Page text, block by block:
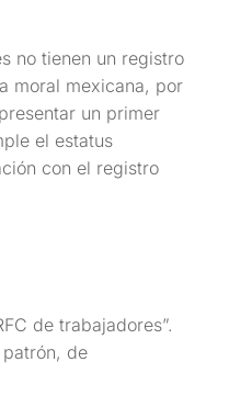
no tienen un registro
moral mexicana, por
un primer
el estatus
con el registro
de trabajadores”.
de